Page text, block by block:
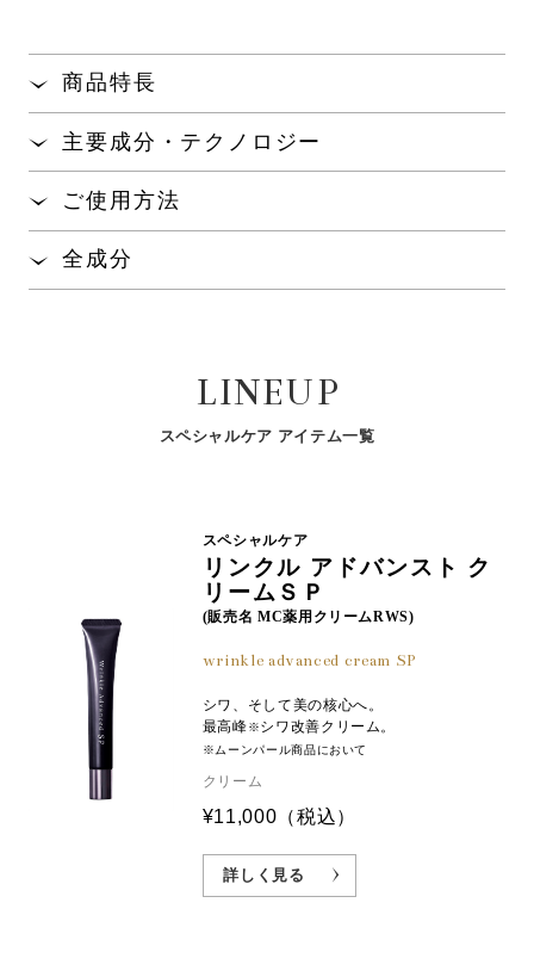
商品特長
マルションタイプの美容液をたっぷり（約17mL）含
ませた、全顔用のマスクです。
燥の気になる肌を集中的に包み、うるおいをすみず
みまで届けます。
主要成分・テクノロジー
※1」が、天性の保水力で、肌のうるおいを保ちま
真珠層から抽出した「ピュアパールミネラル
を配合。美肌サイクルに着目し、肌を健やかに整え
生体内成分「アデノシン※5」が、肌にハリを与え、
ふっくらとした肌に導きます。
※1:加水分解コンキオリン(保湿成分) ※2:サクシノイルアテロコラーゲン
(保湿成分) ※3:真珠ミネラルで肌を整える成分(塩化Ca、塩化Na、塩化鉄、
塩化Mg) ※4:テトラヘキシルデカン酸アスコルビル、トコフェロール、トリ
スヘキシルデカン酸ピリドキシン、水添レチノール（整肌成分）、スフィン
ゴ糖脂質（保湿成分） ※5:整肌成分
ご使用方法
ローションをご使用の後、マスクを袋から取り出し広げ
て顔にのせます。
5～10分位のせておいた後、マスクをはがし、お肌に残
全成分
Ｎａ、塩化鉄、アデノシン、テトラヘキシルデカン酸ア
スコルビル、トコフェロール、トリ（カプリル酸／カプ
リン酸）グリセリル、トリスヘキシルデカン酸ピリドキ
－６１、ラウロイルグルタミン酸ジ（オクチルドデシル
／フィトステリル／ベヘニル）、レシチン、水添レシチ
ン、カルボマー、ステアリン酸ポリグリセリル－１０、
リン酸２Ｎａ、リン酸Ｋ、水酸化Ｋ
LINEUP
スペシャルケア アイテム一覧
スペシャルケア
リンクル アドバンスト ク
リームＳＰ
(販売名 MC薬用クリームRWS)
wrinkle advanced cream SP
シワ、そして美の核心へ。
最高峰※シワ改善クリーム。
※ムーンパール商品において
クリーム
¥11,000 （税込）
詳しく見る